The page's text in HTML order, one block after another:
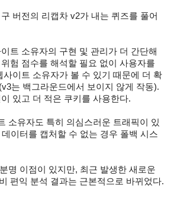
버전의 리캡차 v2가 내는 퀴즈를 풀어
트 소유자의 구현 및 관리가 더 간단해
험 점수를 해석할 필요 없이 사용자를
사이트 소유자가 볼 수 있기 때문에 더 확
는 백그라운드에서 보이지 않게 작동).
있고 더 적은 쿠키를 사용한다.
소유자도 특히 의심스러운 트래픽이 있
이터를 캡처할 수 없는 경우 폴백 시스
명 이점이 있지만, 최근 발생한 새로운
편익 분석 결과는 근본적으로 바뀌었다.